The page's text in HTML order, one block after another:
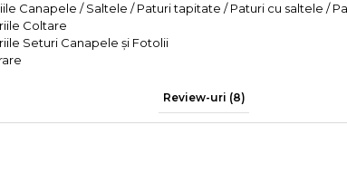
Canapele / Saltele / Paturi tapitate / Paturi cu saltele /
Coltare
Seturi Canapele și Fotolii
Review-uri (8)